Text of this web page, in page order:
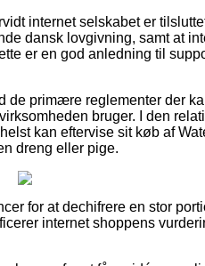
internet selskabet er
dansk lovgivning, samt at
er en god anledning til
de primære reglementer der
bruger. I den
kan eftervise sit køb af
dreng eller pige.
for at dechifrere en stor
internet shoppens